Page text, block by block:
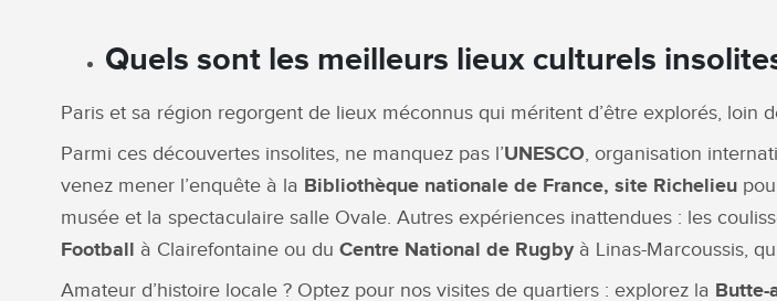
Quels sont les meilleurs lieux culturels
Paris et sa région regorgent de lieux méconnus qui méritent d’être explorés, loin
Parmi ces découvertes insolites, ne manquez pas l’UNESCO, organisation
venez mener l’enquête à la Bibliothèque nationale de France, site Richelieu
musée et la spectaculaire salle Ovale. Autres expériences inattendues : les
Football à Clairefontaine ou du Centre National de Rugbyà Linas-Marcoussis,
Amateur d’histoire locale ? Optez pour nos visites de quartiers : explorez la Butte-